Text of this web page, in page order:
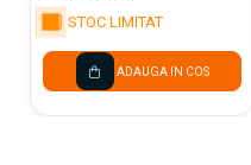
STOC LIMITAT
ADAUGA IN COS